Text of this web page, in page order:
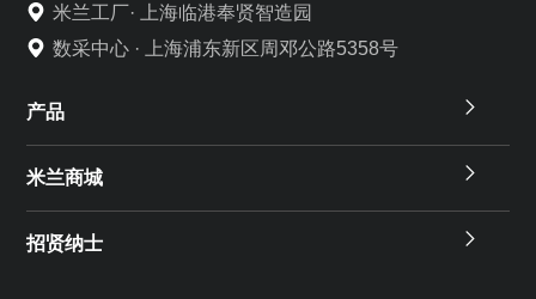
米兰工厂· 上海临港奉贤智造园
数采中心 · 上海浦东新区周邓公路5358号
产品
米兰商城
招贤纳士